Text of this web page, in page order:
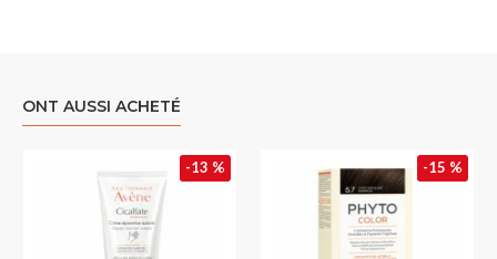
ONT AUSSI ACHETÉ
-13 % -15 %